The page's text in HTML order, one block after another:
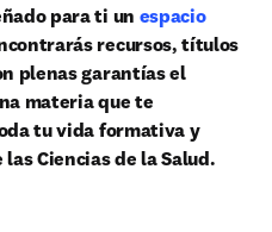
para ti un espacio
tab/window recursos, títulos
plenas garantías el
materia que te
tu vida formativa y
Ciencias de la Salud.
tab/window